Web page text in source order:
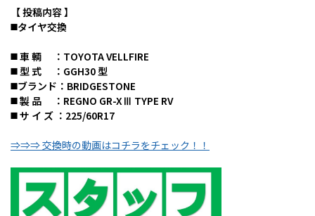
【 投稿内容 】
◼️タイヤ交換
◼️ 車 輌 ：TOYOTA VELLFIRE
◼️ 型 式 ：GGH30 型
◼️ブランド：BRIDGESTONE
◼️ 製 品 ：REGNO GR-XⅢ TYPE RV
◼️ サ イ ズ ：225/60R17
⇒⇒⇒ 交換時の動画はコチラをチェック！！